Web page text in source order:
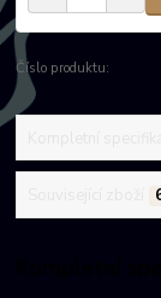
Číslo produktu: